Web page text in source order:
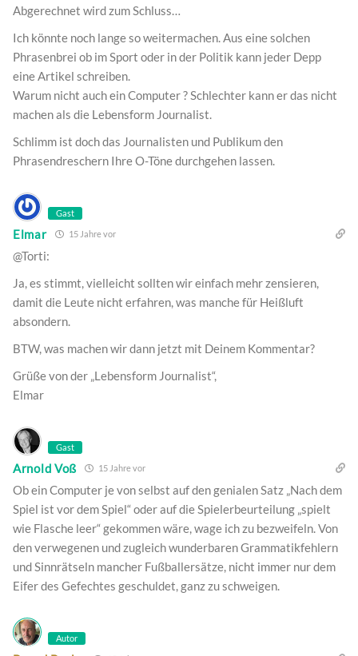
Abgerechnet wird zum Schluss…
Ich könnte noch lange so weitermachen. Aus eine solchen
Phrasenbrei ob im Sport oder in der Politik kann jeder Depp
eine Artikel schreiben.
Warum nicht auch ein Computer ? Schlechter kann er das nicht
machen als die Lebensform Journalist.
Schlimm ist doch das Journalisten und Publikum den
Phrasendreschern Ihre O-Töne durchgehen lassen.
Gast
Elmar 15 Jahre vor
@Torti:
Ja, es stimmt, vielleicht sollten wir einfach mehr zensieren,
damit die Leute nicht erfahren, was manche für Heißluft
absondern.
BTW, was machen wir dann jetzt mit Deinem Kommentar?
Grüße von der „Lebensform Journalist“,
Elmar
Gast
Arnold Voß 15 Jahre vor
Ob ein Computer je von selbst auf den genialen Satz „Nach dem
Spiel ist vor dem Spiel“ oder auf die Spielerbeurteilung „spielt
wie Flasche leer“ gekommen wäre, wage ich zu bezweifeln. Von
den verwegenen und zugleich wunderbaren Grammatikfehlern
und Sinnrätseln mancher Fußballersätze, nicht immer nur dem
Eifer des Gefechtes geschuldet, ganz zu schweigen.
Autor